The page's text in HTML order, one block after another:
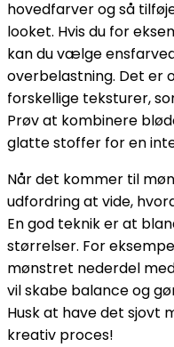
hovedfarver og så
looket. Hvis du for
kan du vælge
overbelastning. Det er
forskellige teksturer,
Prøv at kombinere
glatte stoffer for en
Når det kommer til
udfordring at vide,
En god teknik er at
størrelser. For
mønstret nederdel
vil skabe balance og
Husk at have det sjovt
kreativ proces!